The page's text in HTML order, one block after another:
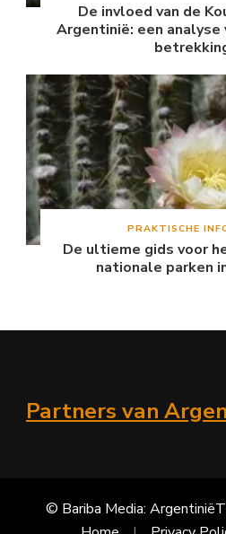
De invloed van de
Argentinië: een
PRAKTISCHE
De ultieme gids voor
nationale parken
Partners van
© Bariba Media: